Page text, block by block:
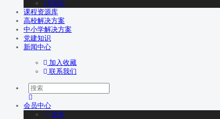
VR知识
课程资源库
高校解决方案
中小学解决方案
党建知识
新闻中心
加入收藏
联系我们
会员中心
登录